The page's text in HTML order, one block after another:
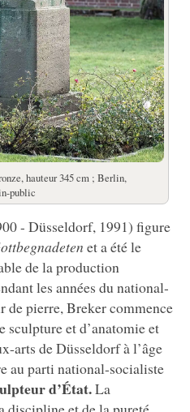
hauteur 345 cm ; Berlin,
public
- Düsseldorf, 1991) figure
et a été le
de la production
les années du national-
de pierre, Breker commence
sculpture et d’anatomie et
arts de Düsseldorf à l’âge
au parti national-socialiste
d’État.La